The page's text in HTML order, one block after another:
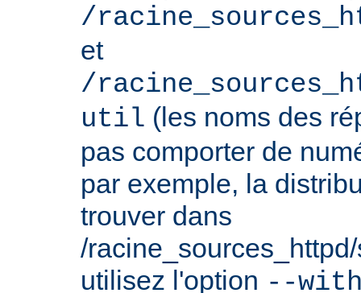
/
et
/
util (les noms des
pas comporter de
par exemple, la
trouver dans
/
utilisez l'option --